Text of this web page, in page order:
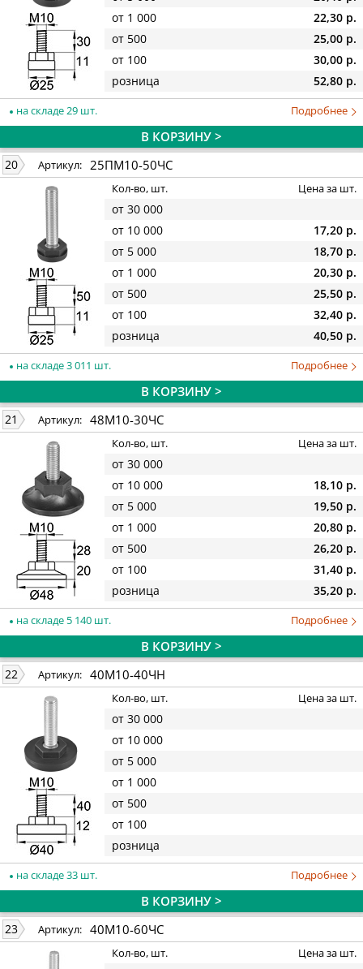
от 1 000
22,30 р.
от 500
25,00 р.
от 100
30,00 р.
розница
52,80 р.
на складе 29 шт. Подробнее
В КОРЗИНУ >
20 Артикул: 25ПМ10-50ЧС
Кол-во, шт. Цена за шт.
от 30 000
от 10 000
17,20 р.
от 5 000
18,70 р.
от 1 000
20,30 р.
от 500
25,50 р.
от 100
32,40 р.
розница
40,50 р.
на складе 3 011 шт. Подробнее
В КОРЗИНУ >
21 Артикул: 48М10-30ЧС
Кол-во, шт. Цена за шт.
от 30 000
от 10 000
18,10 р.
от 5 000
19,50 р.
от 1 000
20,80 р.
от 500
26,20 р.
от 100
31,40 р.
розница
35,20 р.
на складе 5 140 шт. Подробнее
В КОРЗИНУ >
22 Артикул: 40М10-40ЧН
Кол-во, шт. Цена за шт.
от 30 000
от 10 000
от 5 000
от 1 000
от 500
от 100
розница
на складе 33 шт. Подробнее
В КОРЗИНУ >
23 Артикул: 40М10-60ЧС
Кол-во, шт. Цена за шт.